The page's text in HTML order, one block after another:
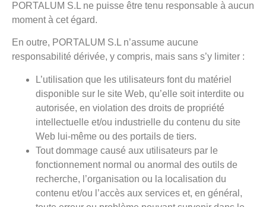
PORTALUM S.L ne puisse être tenu responsable à aucun
moment à cet égard.
En outre, PORTALUM S.L n’assume aucune
responsabilité dérivée, y compris, mais sans s’y limiter :
L’utilisation que les utilisateurs font du matériel
disponible sur le site Web, qu’elle soit interdite ou
autorisée, en violation des droits de propriété
intellectuelle et/ou industrielle du contenu du site
Web lui-même ou des portails de tiers.
Tout dommage causé aux utilisateurs par le
fonctionnement normal ou anormal des outils de
recherche, l’organisation ou la localisation du
contenu et/ou l’accès aux services et, en général,